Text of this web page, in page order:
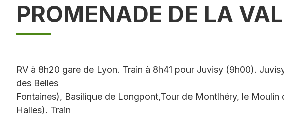
PROMENADE DE LA
RV à 8h20 gare de Lyon. Train à 8h41 pour Juvisy (9h00).
des Belles
Fontaines), Basilique de Longpont,Tour de Montlhéry, le Moulin
Halles). Train